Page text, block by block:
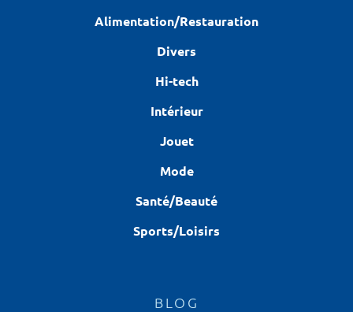
Alimentation/Restauration
Divers
Hi-tech
Intérieur
Jouet
Mode
Santé/Beauté
Sports/Loisirs
BLOG